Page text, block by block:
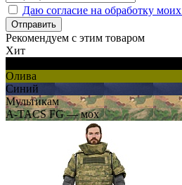
Даю согласие на обработку
Отправить
Рекомендуем с этим товаром
Хит
Олива
Синий
Мультикам
A-TACS FG — мох